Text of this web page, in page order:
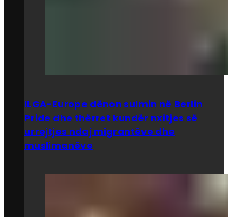
ILGA-Europe dënon sulmin në Berlin
Pride dhe thërret kundër nxitjes së
urrejtjes ndaj migrantëve dhe
muslimanëve